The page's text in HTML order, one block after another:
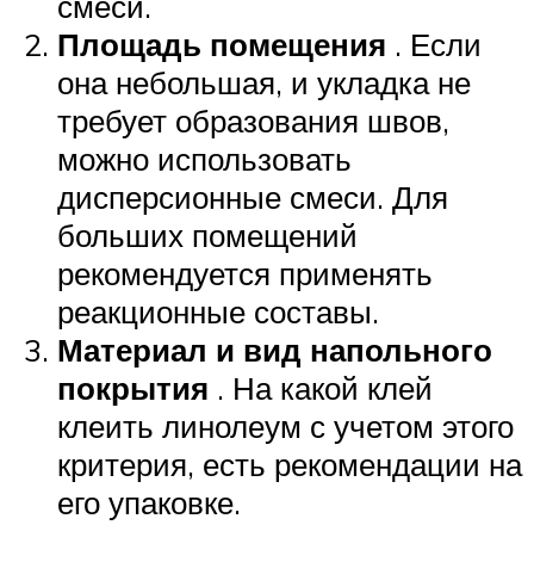
Площадь помещения . Если
она небольшая, и укладка не
требует образования швов,
можно использовать
дисперсионные смеси. Для
больших помещений
рекомендуется применять
реакционные составы.
Материал и вид напольного
покрытия . На какой клей
клеить линолеум с учетом этого
критерия, есть рекомендации на
его упаковке.